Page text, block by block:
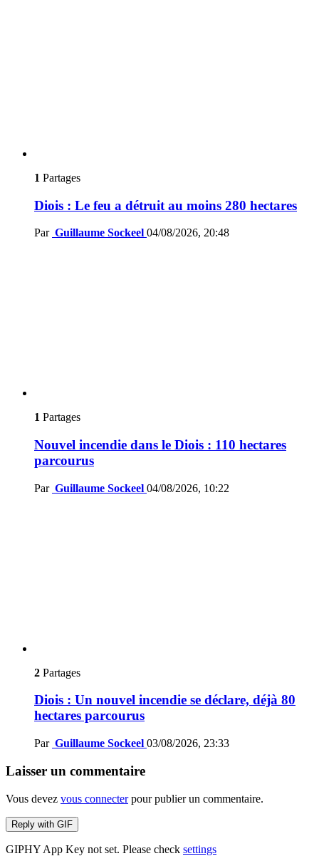
1 Partages
Diois : Le feu a détruit au moins 280 hectares
Par Guillaume Sockeel 04/08/2026, 20:48
1 Partages
Nouvel incendie dans le Diois : 110 hectares
parcourus
Par Guillaume Sockeel 04/08/2026, 10:22
2 Partages
Diois : Un nouvel incendie se déclare, déjà 80
hectares parcourus
Par Guillaume Sockeel 03/08/2026, 23:33
Laisser un commentaire
Vous devez vous connecterpour publier un commentaire.
Reply with GIF
GIPHY App Key not set. Please check settings